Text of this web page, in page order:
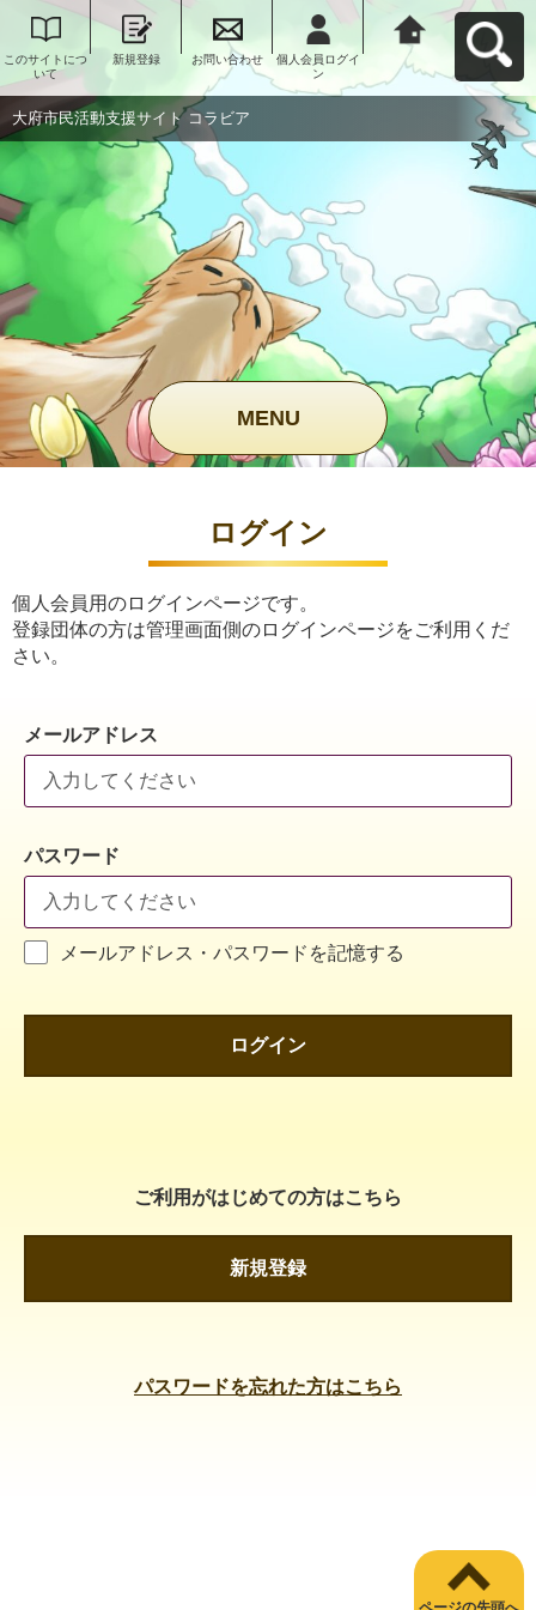
このサイトにつ
いて
新規登録 お問い合わせ
個人会員ログイ
ン
大府市民活動支
援サイト コラビ
アへ戻る
大府市民活動支援サイト コラビア
MENU
ログイン
個人会員用のログインページです。
登録団体の方は管理画面側のログインページをご利用くだ
さい。
メールアドレス
パスワード
メールアドレス・パスワードを記憶する
ログイン
ご利用がはじめての方はこちら
新規登録
パスワードを忘れた方はこちら